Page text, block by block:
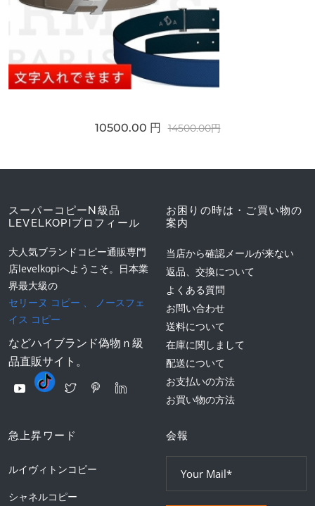
10500.00 円 14500.00円
スーパーコピーN級品
LEVELKOPIプロフィール
大人気ブランドコピー通販専門
店levelkopiへようこそ。日本業
界最大級の
セリーヌ コピー 、
ノースフェ
イス コピー
などハイブランド偽物ｎ級
品直販サイト。
お困りの時は・ご買い物の
案内
当店から確認メールが来ない
返品、交換について
よくある質問
お問い合わせ
送料について
在庫に関しまして
配送について
お支払いの方法
お買い物の方法
急上昇ワード
ルイヴィトンコピー
シャネルコピー
会報